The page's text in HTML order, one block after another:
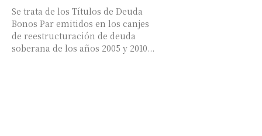
Se trata de los Títulos de Deuda
Bonos Par emitidos en los canjes
de reestructuración de deuda
soberana de los años 2005 y 2010...